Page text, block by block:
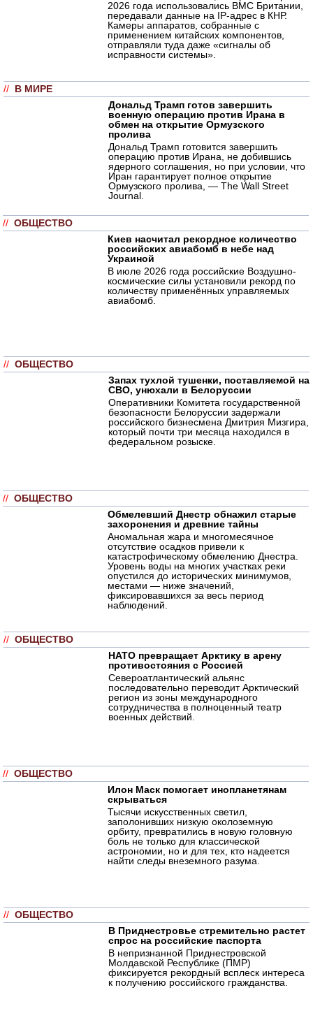
2026 года использовались ВМС Британии,
передавали данные на IP-адрес в КНР.
Камеры аппаратов, собранные с
применением китайских компонентов,
отправляли туда даже «сигналы об
исправности системы».
// В МИРЕ
Дональд Трамп готов завершить
военную операцию против Ирана в
обмен на открытие Ормузского
пролива
Дональд Трамп готовится завершить
операцию против Ирана, не добившись
ядерного соглашения, но при условии, что
Иран гарантирует полное открытие
Ормузского пролива, — The Wall Street
Journal.
// ОБЩЕСТВО
Киев насчитал рекордное количество
российских авиабомб в небе над
Украиной
В июле 2026 года российские Воздушно-
космические силы установили рекорд по
количеству применённых управляемых
авиабомб.
// ОБЩЕСТВО
Запах тухлой тушенки, поставляемой на
СВО, унюхали в Белоруссии
Оперативники Комитета государственной
безопасности Белоруссии задержали
российского бизнесмена Дмитрия Мизгира,
который почти три месяца находился в
федеральном розыске.
// ОБЩЕСТВО
Обмелевший Днестр обнажил старые
захоронения и древние тайны
Аномальная жара и многомесячное
отсутствие осадков привели к
катастрофическому обмелению Днестра.
Уровень воды на многих участках реки
опустился до исторических минимумов,
местами — ниже значений,
фиксировавшихся за весь период
наблюдений.
// ОБЩЕСТВО
НАТО превращает Арктику в арену
противостояния с Россией
Североатлантический альянс
последовательно переводит Арктический
регион из зоны международного
сотрудничества в полноценный театр
военных действий.
// ОБЩЕСТВО
Илон Маск помогает инопланетянам
скрываться
Тысячи искусственных светил,
заполонивших низкую околоземную
орбиту, превратились в новую головную
боль не только для классической
астрономии, но и для тех, кто надеется
найти следы внеземного разума.
// ОБЩЕСТВО
В Приднестровье стремительно растет
спрос на российские паспорта
В непризнанной Приднестровской
Молдавской Республике (ПМР)
фиксируется рекордный всплеск интереса
к получению российского гражданства.